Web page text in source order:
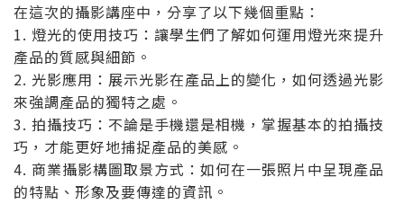
在這次的攝影講座中，分享了以下幾個重點：
1. 燈光的使用技巧：讓學生們了解如何運用燈光來提升
產品的質感與細節。
2. 光影應用：展示光影在產品上的變化，如何透過光影
來強調產品的獨特之處。
3. 拍攝技巧：不論是手機還是相機，掌握基本的拍攝技
巧，才能更好地捕捉產品的美感。
4. 商業攝影構圖取景方式：如何在一張照片中呈現產品
的特點、形象及要傳達的資訊。